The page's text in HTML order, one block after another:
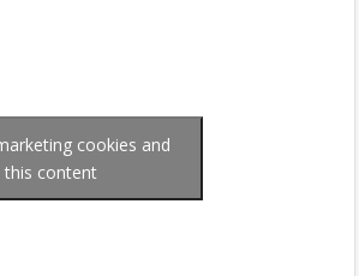
cookies and
this content